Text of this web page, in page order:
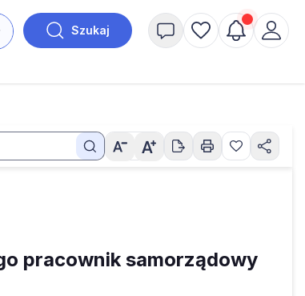
Szukaj
pracownik samorządowy